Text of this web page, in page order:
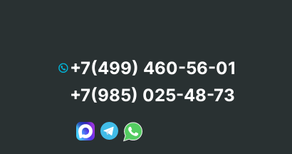
+7(499) 460-56-01
+7(985) 025-48-73